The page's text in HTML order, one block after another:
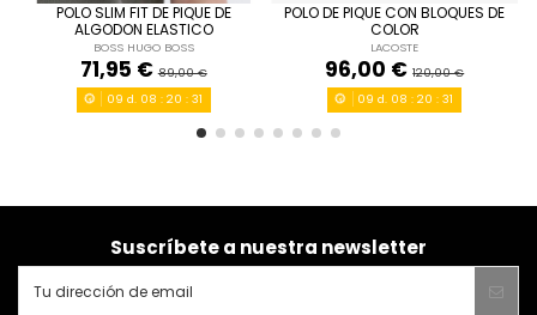
POLO SLIM FIT DE PIQUE DE
ALGODON ELASTICO
BOSS HUGO BOSS
71,95 €89,00 €
L
TURQUESA
 Añadir al carrito
09 d. 08 : 20 : 31
POLO DE PIQUE CON BLOQUES DE
COLOR
LACOSTE
96,00 €120,00 €
6
AZUL MARINO
 Añadir al carrito
09 d. 08 :20 :31
Suscríbete a nuestra newsletter